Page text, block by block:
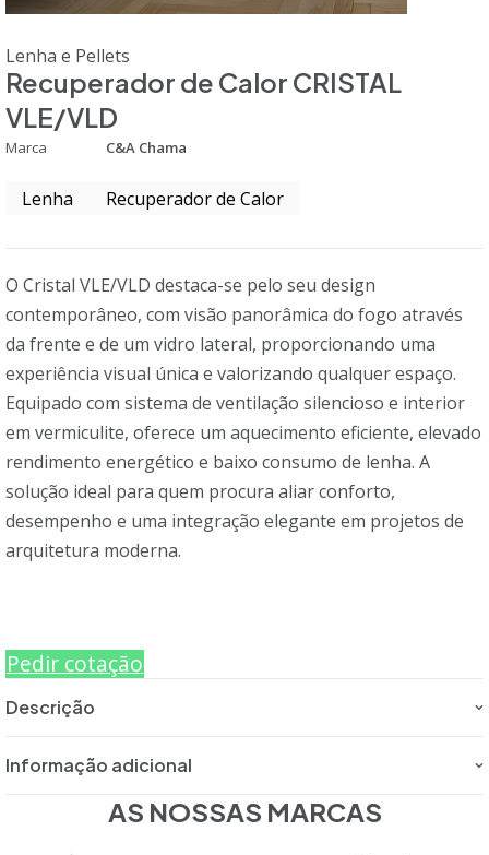
Lenha e Pellets
Recuperador de Calor CRISTAL
VLE/VLD
Marca C&A Chama
Lenha Recuperador de Calor
O Cristal VLE/VLD destaca-se pelo seu design
contemporâneo, com visão panorâmica do fogo através
da frente e de um vidro lateral, proporcionando uma
experiência visual única e valorizando qualquer espaço.
Equipado com sistema de ventilação silencioso e interior
em vermiculite, oferece um aquecimento eficiente, elevado
rendimento energético e baixo consumo de lenha. A
solução ideal para quem procura aliar conforto,
desempenho e uma integração elegante em projetos de
arquitetura moderna.
Pedir cotação
Descrição
Informação adicional
AS NOSSAS MARCAS